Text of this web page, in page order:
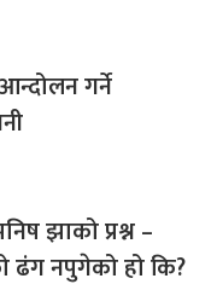
गर्ने
झाको प्रश्न –
ढंग नपुगेको हो कि?